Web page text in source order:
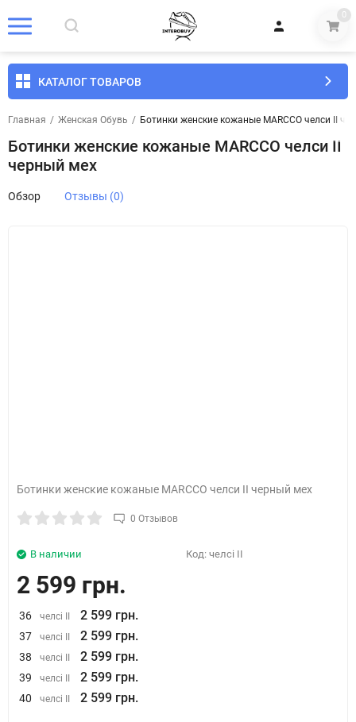
0
КАТАЛОГ ТОВАРОВ
Главная / Женская Обувь / Ботинки женские кожаные MARCCO челси II
Ботинки женские кожаные MARCCO челси II
черный мех
Обзор Отзывы (0)
Ботинки женские кожаные MARCCO челси II черный мех
0 Отзывов
В наличии Код: челсі II
2 599 грн.
36 челсі II 2 599 грн.
37 челсі II 2 599 грн.
38 челсі II 2 599 грн.
39 челсі II 2 599 грн.
40 челсі II 2 599 грн.